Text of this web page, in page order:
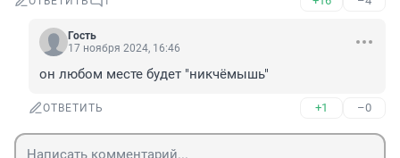
Гость
17 ноября 2024, 16:46
он любом месте будет "никчёмышь"
ОТВЕТИТЬ +1 –0